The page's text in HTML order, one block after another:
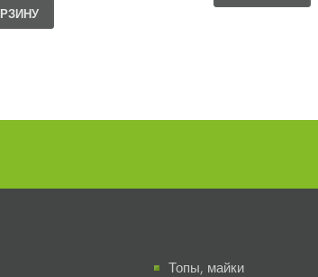
Топы, майки